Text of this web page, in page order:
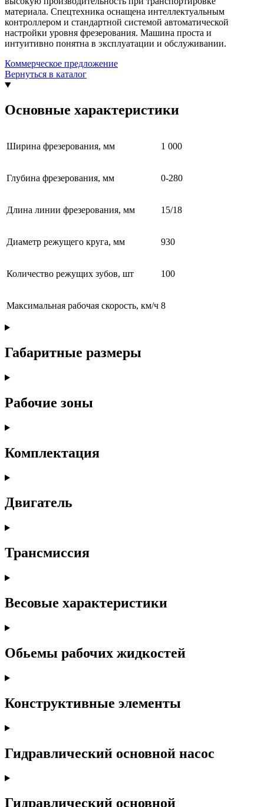
материала. Спецтехника оснащена интеллектуальным
контроллером и стандартной системой автоматической
настройки уровня фрезерования. Машина проста и
интуитивно понятна в эксплуатации и обслуживании.
Коммерческое предложение
Вернуться в каталог
Основные характеристики
Ширина фрезерования, мм 1 000
Глубина фрезерования, мм 0-280
Длина линии фрезерования, мм 15/18
Диаметр режущего круга, мм 930
Количество режущих зубов, шт 100
Максимальная рабочая скорость, км/ч 8
Габаритные размеры
Рабочие зоны
Комплектация
Двигатель
Трансмиссия
Весовые характеристики
Обьемы рабочих жидкостей
Конструктивные элементы
Гидравлический основной насос
Гидравлический основной